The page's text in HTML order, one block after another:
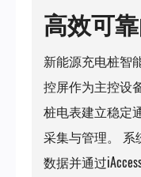
高效可
新能源充电桩智
控屏作为主控设
桩电表建立稳定
采集与管理。 系
数据并通过